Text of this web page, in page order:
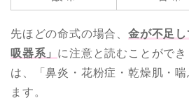
先ほどの命式の場合、 金が不足
吸器系」 に注意と読むことがで
は、「鼻炎・花粉症・乾燥肌・
ます。